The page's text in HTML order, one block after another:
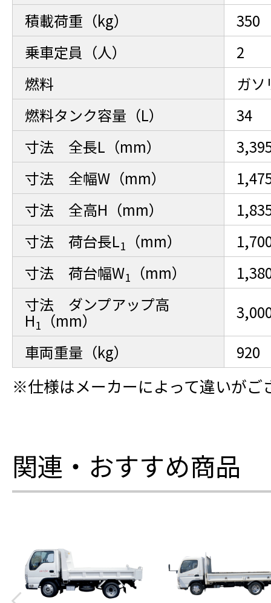
積載荷重（kg）
350
乗車定員（人）
2
燃料
ガソ
燃料タンク容量（L）
34
寸法 全長L（mm）
寸法 全幅W（mm）
寸法 全高H（mm）
寸法 荷台長L1 （mm）
寸法 荷台幅W1 （mm）
寸法 ダンプアップ高
H1 （mm）
車両重量（kg）
920
※仕様はメーカーによって違いがご
関連・おすすめ商品